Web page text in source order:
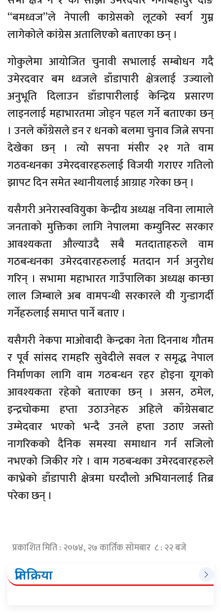
“बमध्वज”ले नेपाली काग्रेसको लूटको स्वर्ग गुम्न
लागेकोले कांग्रेस अतालिएको बताएका छन् ।
गोकुलेमा आयोजित चुनावी सभालाई सम्बोधन गदै
उमेरदवार बम ध्वजले डाँडापारी क्षेत्रलाई उज्यालो
अनुभूति दिलाउन डाँडापारीलाई केन्द्रिय प्रसारण
लाइनलाई महाभारतमा जोड्न पहल गर्ने बताएका छन्
। उनले काँग्रेसले डन र धनको बलमा चुनाव जित्ने सपना
देखेका छन् । त्यो सपना मंसीर २१ गते वाम
गठवन्धनका उमेरदवारहरुलाई विजयी गराएर गतिलो
झापट दिन समेत स्थानीयलाई आग्राह गरेका छन् ।
यसैगरी अनेरास्ववियुका केन्द्रीय अध्यक्ष नविना लामाले
जनताको मुक्तिका लागि नेपालमा कम्युनिस्ट सरकार
आवश्यकता औल्याउदै सबै मतदाताहरुले वाम
गठबन्धनका उमेरदवारहरुलाई मतदान गर्न अनुरोध
गरिन् । सभामा महाभारत गाउँपालिका अध्यक्ष कान्छा
लाल जिम्बाले अब वामपन्थी सरकारले यी गुन्डागर्दी
गर्नेहरुलाई समाप्त पार्ने बताए ।
यसैगरी नेकपा माओवादी केन्द्रका नेता दिननाथ गौतम
र पूर्व सांसद रामहरि सुवेदीले सवल र समृद्ध नेपाल
निर्माणका लागि वाम गठबन्धन रहर होइना यूगको
आवश्यकता रहेको बताएका छन् । असन, ठमेल,
इन्द्रचोकमा हप्ता उठाउनेहरु अहिले काँग्रेसबाट
उम्मेदवार भएको भन्दै उनले हप्ता उठाए जस्तो
नागरिकको दैनिक समस्या समाधान गर्न सजिलो
नभएको जिकीर गरे । वाम गठबन्धका उमेरदवारहरुले
काभ्रेको डाँडापारी क्षेत्रमा घरदौलो अभियानलाई तिब्र
परेका छन् ।
प्रकाशित मिति : २०७४, २७ कार्तिक सोमबार ८ : २२ बजे
प्रतिक्रिया